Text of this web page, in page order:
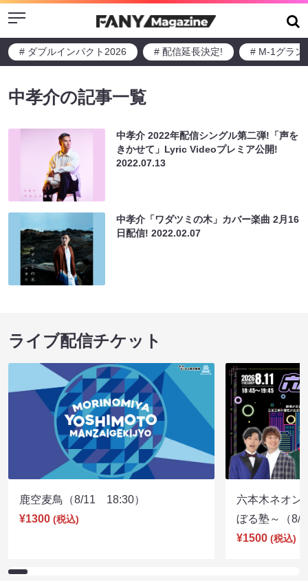
Menu
# ダブルインパクト2026 # 配信延長決定! # M-1グラン
中孝介の記事一覧
中孝介 2022年配信シングル第二弾!「声を
きかせて」Lyric Videoプレミア公開!
2022.07.13
中孝介「ワダツミの木」カバー楽曲 2月16
日配信!2022.02.07
ライブ配信チケット
鹿空麦鳥（8/11 18:30）
¥1300 (税込)
六本木ネオン
ぼる塾～（
¥1500 (税込)